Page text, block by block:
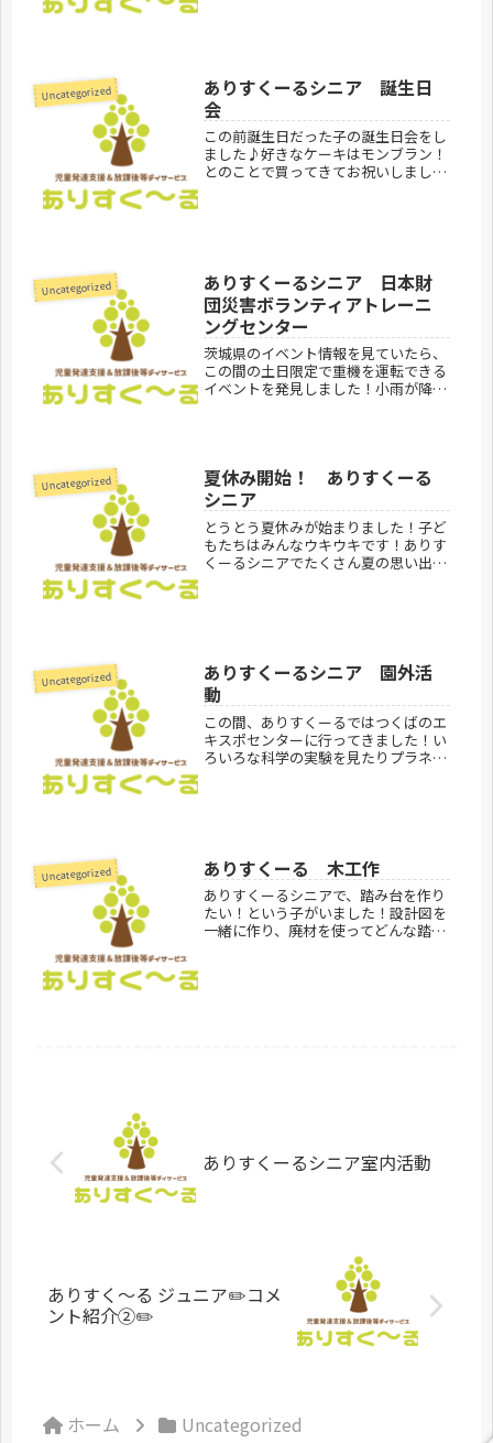
Uncategorized
ありすくーるシニア 誕生日
会
この前誕生日だった子の誕生日会をし
ました♪好きなケーキはモンブラン！
とのことで買ってきてお祝いしました
Uncategorized
ありすくーるシニア 日本財
団災害ボランティアトレーニ
ングセンター
茨城県のイベント情報を見ていたら、
この間の土日限定で重機を運転できる
イベントを発見しました！小雨が降っ
人...
Uncategorized
夏休み開始！ ありすくーる
シニア
とうとう夏休みが始まりました！子ど
もたちはみんなウキウキです！ありす
くーるシニアでたくさん夏の思い出を
Uncategorized
ありすくーるシニア 園外活
動
この間、ありすくーるではつくばのエ
キスポセンターに行ってきました！い
ろいろな科学の実験を見たりプラネタ
Uncategorized ありすくーる 木工作
ありすくーるシニアで、踏み台を作り
たい！という子がいました！設計図を
一緒に作り、廃材を使ってどんな踏み
ありすくーるシニア室内活動
ありすく〜る ジュニア✏️コメ
ント紹介②✏️
ホーム Uncategorized